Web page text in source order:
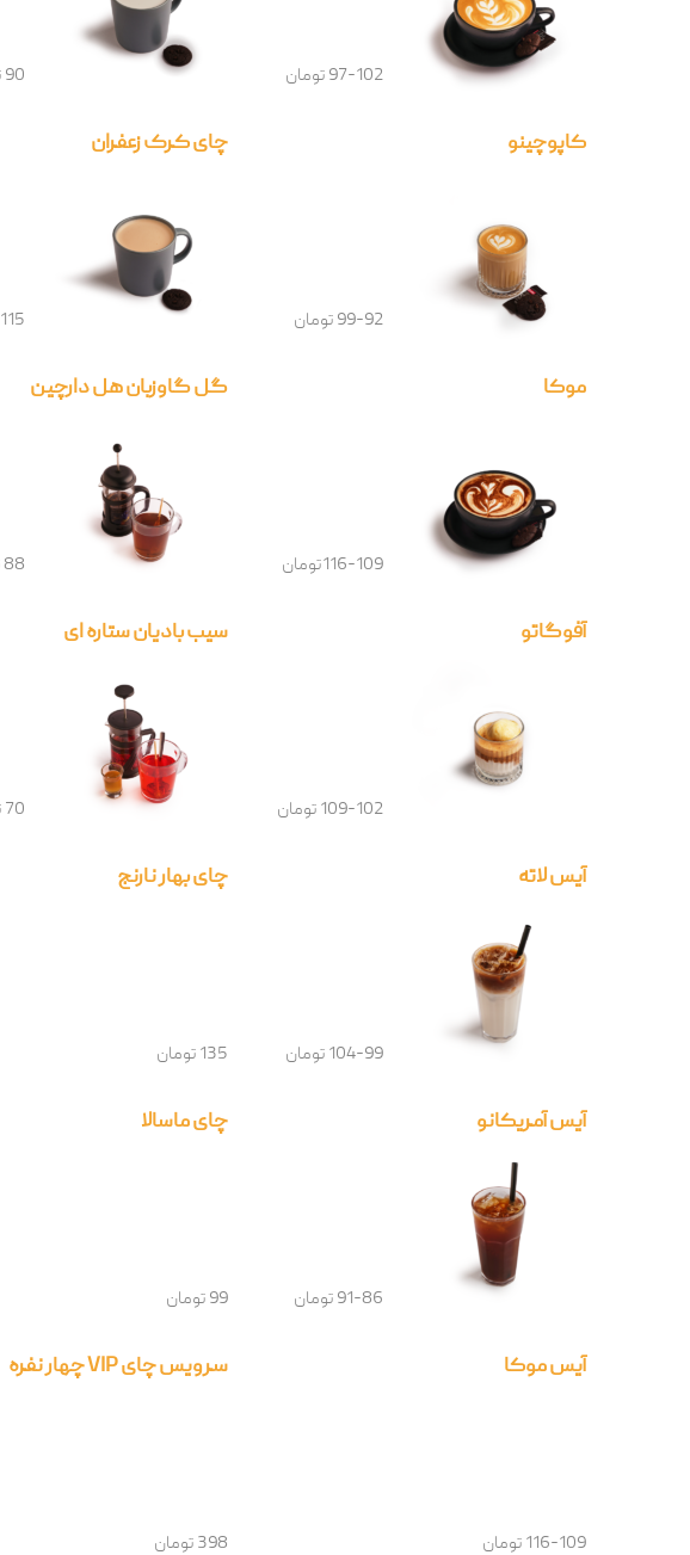
97-102 تومان
کاپوچینو
99-92 تومان
موکا
116-109تومان
آفوگاتو
109-102 تومان
آیس لاته
104-99 تومان
آیس آمریکانو
91-86 تومان
آیس موکا
116-109 تومان
90 تومان
چای کرک زعفران
115 تومان
گل گاوزبان هل دارچین
88 تومان
سیب بادیان ستاره ای
70 تومان
چای بهار نارنج
135 تومان
چای ماسالا
99 تومان
سرویس چای VIP چهار نفره
398 تومان